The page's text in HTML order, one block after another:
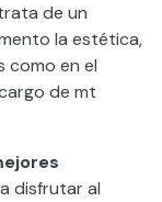
de un
la estética,
como en el
de mt
disfrutar al